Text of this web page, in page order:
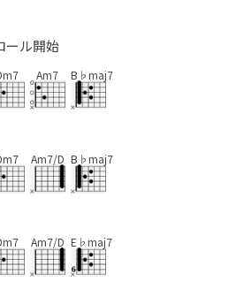
ール開始
Am7 B♭maj7
Am7/D B♭maj7
Am7/D E♭maj7